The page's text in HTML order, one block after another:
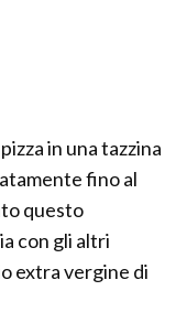
in una tazzina
fino al
questo
con gli altri
extra vergine di